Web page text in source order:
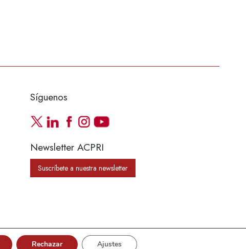
Síguenos
Newsletter ACPRI
Suscríbete a nuestra newsletter
Rechazar Ajustes